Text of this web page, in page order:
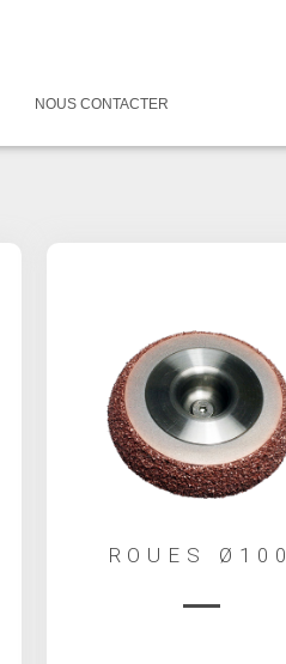
NOUS CONTACTER
ROUES Ø100